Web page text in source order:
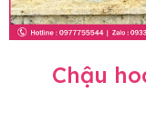
Chậu